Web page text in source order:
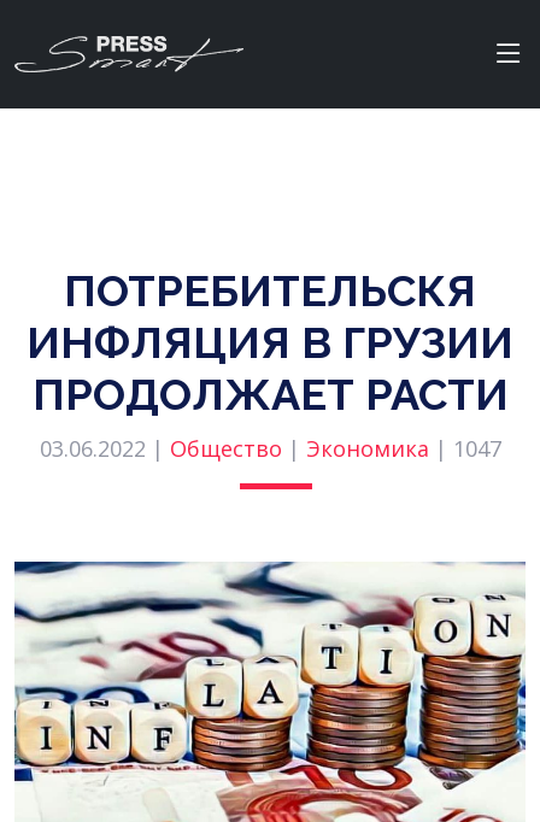
ПОТРЕБИТЕЛЬСКЯ
ИНФЛЯЦИЯ В ГРУЗИИ
ПРОДОЛЖАЕТ РАСТИ
03.06.2022 | Общество | Экономика | 1047